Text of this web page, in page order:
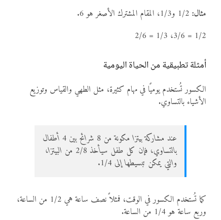
مثال:
1/2 = 3/6، 1/3 = 2/6
أمثلة تطبيقية من الحياة اليومية
الكسور تُستخدم يوميًا في مهام كثيرة، مثل الطهي والقياس وتوزيع
الأشياء بالتساوي.
عند مشاركة بيتزا مكونة من 8 شرائح بين 4 أطفال
بالتساوي، فإن كل طفل سيأخذ 2/8 من البيتزا،
والتي يمكن تبسيطها إلى 1/4.
كما تُستخدم الكسور في الوقت، فمثلاً نصف ساعة هي 1/2 من الساعة،
وربع ساعة هو 1/4 من الساعة.